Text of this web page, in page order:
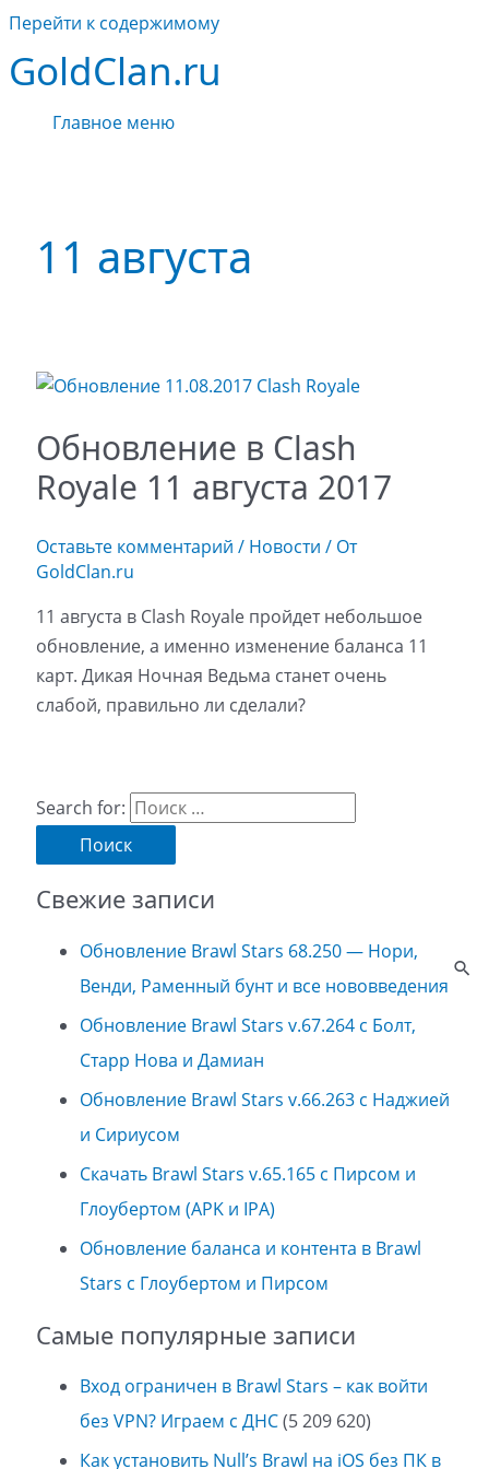
Перейти к содержимому
GoldClan.ru
Главное меню
11 августа
Обновление в Clash
Royale 11 августа 2017
Оставьте комментарий / Новости / От
GoldClan.ru
11 августа в Clash Royale пройдет небольшое
обновление, а именно изменение баланса 11
карт. Дикая Ночная Ведьма станет очень
слабой, правильно ли сделали?
Search for:
Свежие записи
Обновление Brawl Stars 68.250 — Нори,
Венди, Раменный бунт и все нововведения
Обновление Brawl Stars v.67.264 с Болт,
Старр Нова и Дамиан
Обновление Brawl Stars v.66.263 с Наджией
и Сириусом
Скачать Brawl Stars v.65.165 с Пирсом и
Глоубертом (APK и IPA)
Обновление баланса и контента в Brawl
Stars с Глоубертом и Пирсом
Самые популярные записи
Вход ограничен в Brawl Stars – как войти
без VPN? Играем с ДНС(5 209 620)
Как установить Null’s Brawl на iOS без ПК в